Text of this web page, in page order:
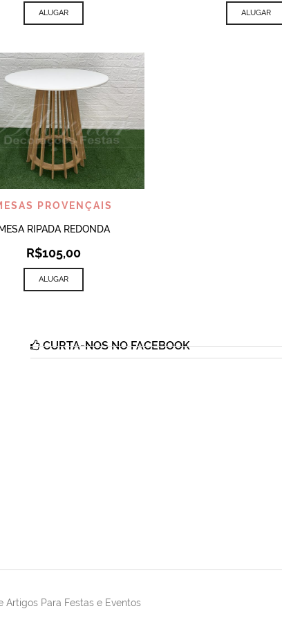
ALUGAR ALUGAR
VISUALIZAR
PROVENÇAIS
MESA RIPADA REDONDA
R$105,00
ALUGAR
CURTA-NOS NO FACEBOOK
Artigos Para Festas e Eventos